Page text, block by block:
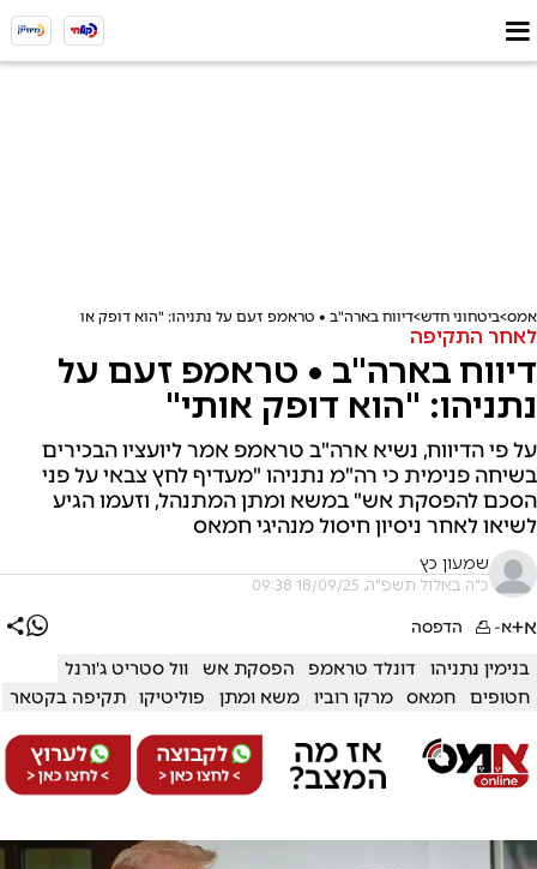
אמס ביטחוני חדש דיווח בארה"ב • טראמפ זעם על נתניהו: "הוא דופק אותי"
לאחר התקיפה
דיווח בארה"ב • טראמפ זעם על
נתניהו: "הוא דופק אותי"
על פי הדיווח, נשיא ארה"ב טראמפ אמר ליועציו הבכירים
בשיחה פנימית כי רה"מ נתניהו "מעדיף לחץ צבאי על פני
הסכם להפסקת אש" במשא ומתן המתנהל, וזעמו הגיע
לשיאו לאחר ניסיון חיסול מנהיגי חמאס
שמעון כץ
כ"ה באלול תשפ"ה, 18/09/25 09:38
א+א- הדפסה
בנימין נתניהו דונלד טראמפ הפסקת אש
וול סטריט ג'ורנל
חטופים
חמאס מרקו רוביו משא ומתן פוליטיקו תקיפה בקטאר